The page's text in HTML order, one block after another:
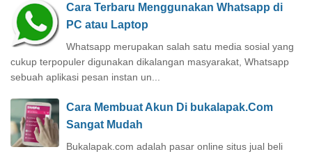
Cara Terbaru Menggunakan Whatsapp di
PC atau Laptop
Whatsapp merupakan salah satu media sosial yang
cukup terpopuler digunakan dikalangan masyarakat, Whatsapp
sebuah aplikasi pesan instan un...
Cara Membuat Akun Di bukalapak.Com
Sangat Mudah
Bukalapak.com adalah pasar online situs jual beli